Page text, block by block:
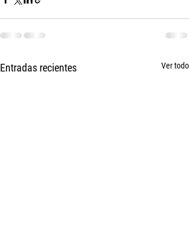
Entradas recientes Ver todo